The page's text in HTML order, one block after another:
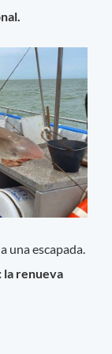
una escapada.
la renueva